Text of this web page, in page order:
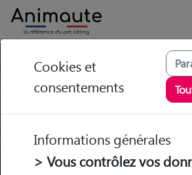
Trouvez votre
Garde
chez le Pet Sitter
Garde
chez le Pet Sitter
Cookies et
consentements
Informations générales
> Vous contrôlez vos